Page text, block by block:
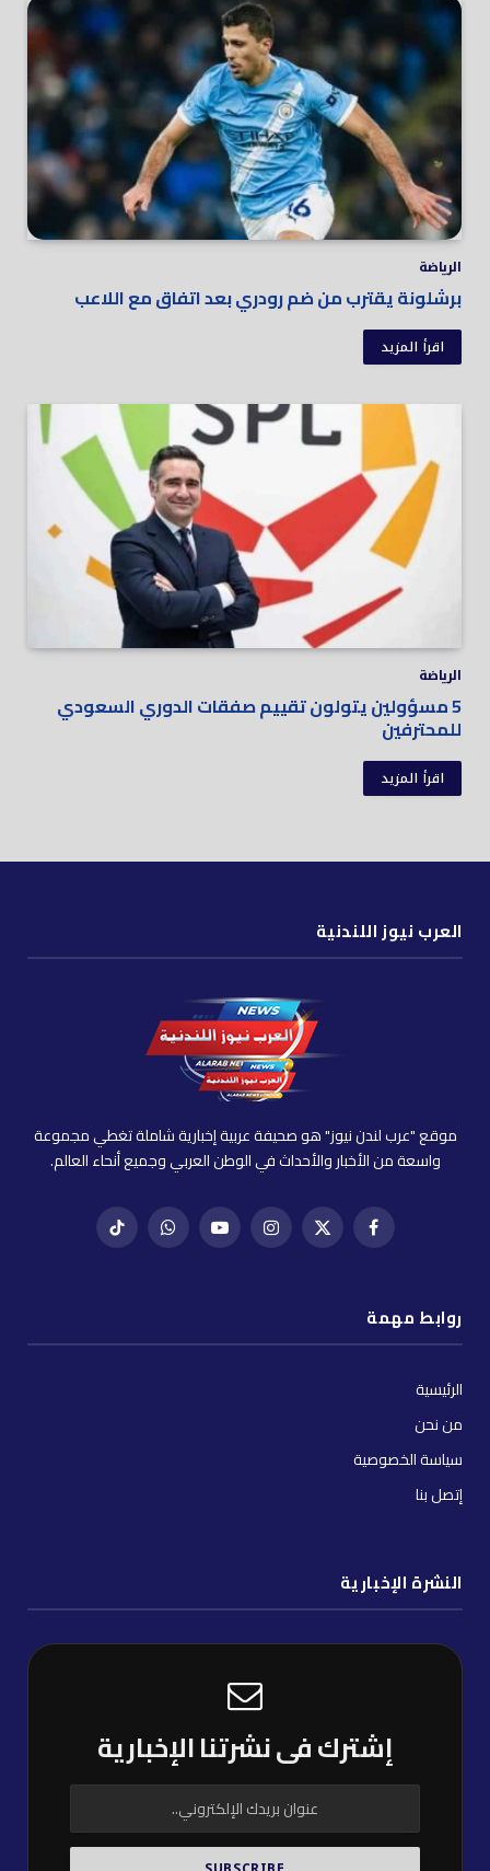
الرياضة
برشلونة يقترب من ضم رودري بعد اتفاق مع اللاعب
اقرأ المزيد
الرياضة
5 مسؤولين يتولون تقييم صفقات الدوري السعودي
للمحترفين
اقرأ المزيد
العرب نيوز اللندنية
موقع "عرب لندن نيوز" هو صحيفة عربية إخبارية شاملة تغطي مجموعة
واسعة من الأخبار والأحداث في الوطن العربي وجميع أنحاء العالم.
فيسبوكX
إنستغراميوتيوب واتساب تيك
روابط مهمة
الرئيسية
من نحن
سياسة الخصوصية
إتصل بنا
النشرة الإخبارية
إشترك فى نشرتنا الإخبارية